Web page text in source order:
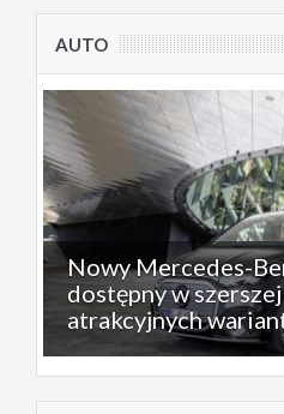
AUTO
Nowy Mercedes-
dostępny w
atrakcyjnych